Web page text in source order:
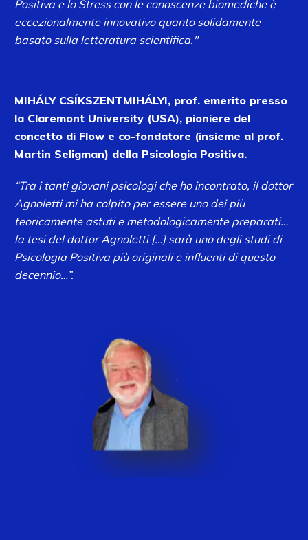
Positiva e lo Stress con le conoscenze biomediche è
eccezionalmente innovativo quanto solidamente
basato sulla letteratura scientifica."
MIHÁLY CSÍKSZENTMIHÁLYI, prof. emerito presso
la Claremont University (USA), pioniere del
concetto di Flow e co-fondatore (insieme al prof.
Martin Seligman) della Psicologia Positiva.
“Tra i tanti giovani psicologi che ho incontrato, il dottor
Agnoletti mi ha colpito per essere uno dei più
teoricamente astuti e metodologicamente preparati…
la tesi del dottor Agnoletti […] sarà uno degli studi di
Psicologia Positiva più originali e influenti di questo
decennio…”.